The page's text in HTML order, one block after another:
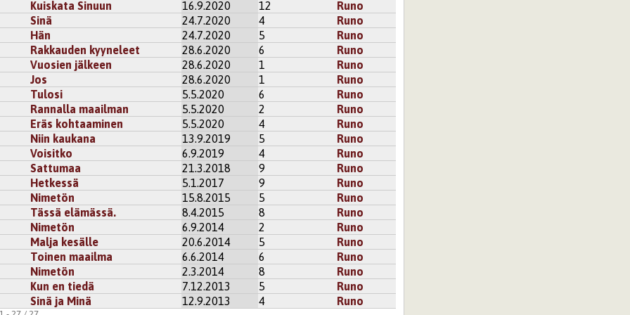
oleva hetkesi
kommentoidaksesi
tasja
rekisteröidykommentoidaksesi
sanottu tämä merkitystä huokuva hetki ennen uuden alkua.
kommentoidaksesi
tasja
rekisteröidy kommentoidaksesi
Kuiskata Sinuun 16.9.2020 12
Runo
Sinä 24.7.2020 4
Runo
Hän 24.7.2020 5
Runo
Rakkauden kyyneleet 28.6.2020 6
Runo
Vuosien jälkeen 28.6.2020 1
Runo
Jos 28.6.2020 1
Runo
Tulosi 5.5.2020 6
Runo
Rannalla maailman 5.5.2020 2
Runo
Eräs kohtaaminen 5.5.2020 4
Runo
Niin kaukana 13.9.2019 5
Runo
Voisitko 6.9.2019 4
Runo
Sattumaa 21.3.2018 9
Runo
Hetkessä 5.1.2017 9
Runo
Nimetön 15.8.2015 5
Runo
Tässä elämässä. 8.4.2015 8
Runo
Nimetön 6.9.2014 2
Runo
Malja kesälle 20.6.2014 5
Runo
Toinen maailma 6.6.2014 6
Runo
Nimetön 2.3.2014 8
Runo
Kun en tiedä 7.12.2013 5
Runo
Sinä ja Minä 12.9.2013 4 Runo